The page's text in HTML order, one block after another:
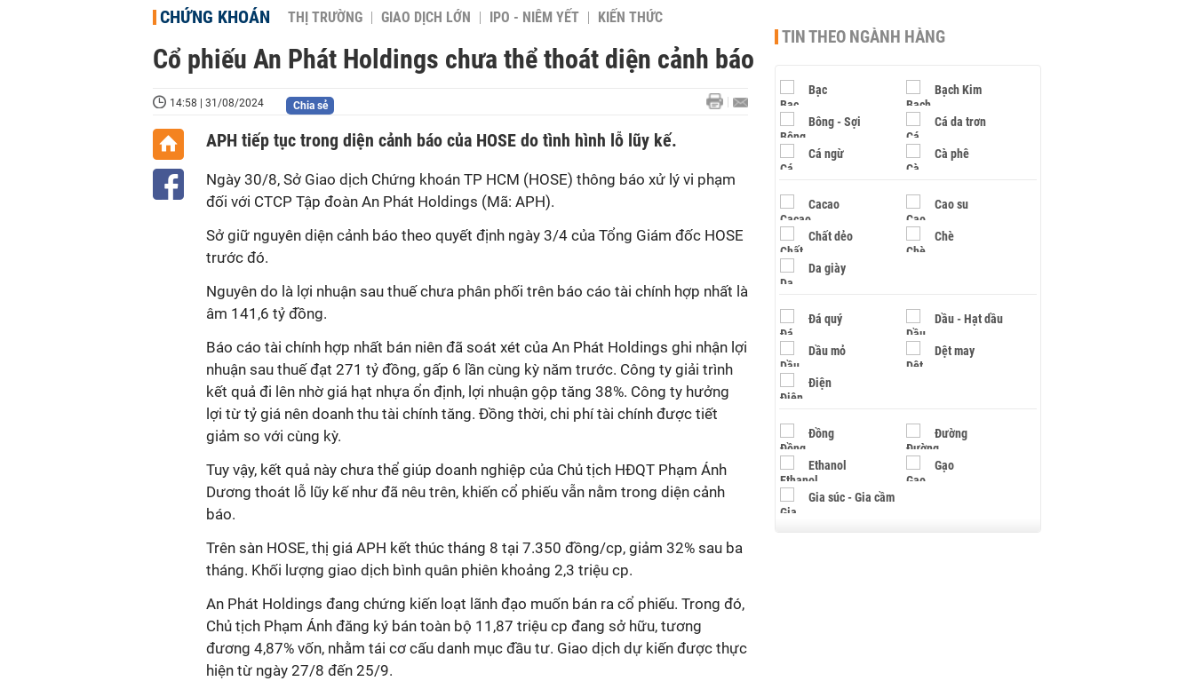
CHỨNG KHOÁN THỊ TRƯỜNG GIAO DỊCH LỚN IPO - NIÊM YẾT KIẾN THỨC
Cổ phiếu An Phát Holdings chưa thể thoát diện cảnh báo
14:58 | 31/08/2024 Chia sẻ
APH tiếp tục trong diện cảnh báo của HOSE do tình hình lỗ lũy kế.
Ngày 30/8, Sở Giao dịch Chứng khoán TP HCM (HOSE) thông báo xử lý vi phạm
đối với CTCP Tập đoàn An Phát Holdings (Mã: APH).
Sở giữ nguyên diện cảnh báo theo quyết định ngày 3/4 của Tổng Giám đốc HOSE
trước đó.
Nguyên do là lợi nhuận sau thuế chưa phân phối trên báo cáo tài chính hợp nhất là
âm 141,6 tỷ đồng.
Báo cáo tài chính hợp nhất bán niên đã soát xét của An Phát Holdings ghi nhận lợi
nhuận sau thuế đạt 271 tỷ đồng, gấp 6 lần cùng kỳ năm trước. Công ty giải trình
kết quả đi lên nhờ giá hạt nhựa ổn định, lợi nhuận gộp tăng 38%. Công ty hưởng
lợi từ tỷ giá nên doanh thu tài chính tăng. Đồng thời, chi phí tài chính được tiết
giảm so với cùng kỳ.
Tuy vậy, kết quả này chưa thể giúp doanh nghiệp của Chủ tịch HĐQT Phạm Ánh
Dương thoát lỗ lũy kế như đã nêu trên, khiến cổ phiếu vẫn nằm trong diện cảnh
báo.
Trên sàn HOSE, thị giá APH kết thúc tháng 8 tại 7.350 đồng/cp, giảm 32% sau ba
tháng. Khối lượng giao dịch bình quân phiên khoảng 2,3 triệu cp.
An Phát Holdings đang chứng kiến loạt lãnh đạo muốn bán ra cổ phiếu. Trong đó,
Chủ tịch Phạm Ánh đăng ký bán toàn bộ 11,87 triệu cp đang sở hữu, tương
đương 4,87% vốn, nhằm tái cơ cấu danh mục đầu tư. Giao dịch dự kiến được thực
hiện từ ngày 27/8 đến 25/9.
TIN THEO NGÀNH HÀNG
Bạc Bạch Kim
Bông - Sợi Cá da trơn
Cá ngừ Cà phê
Cacao Cao su
Chất dẻo Chè
Da giày
Đá quý Dầu - Hạt dầu
Dầu mỏ Dệt may
Điện
Đồng Đường
Ethanol Gạo
Gia súc - Gia cầm